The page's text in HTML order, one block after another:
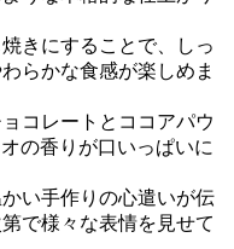
きにすることで、しっ
らかな食感が楽しめま
コレートとココアパウ
の香りが口いっぱいに
い手作りの心遣いが伝
で様々な表情を見せて